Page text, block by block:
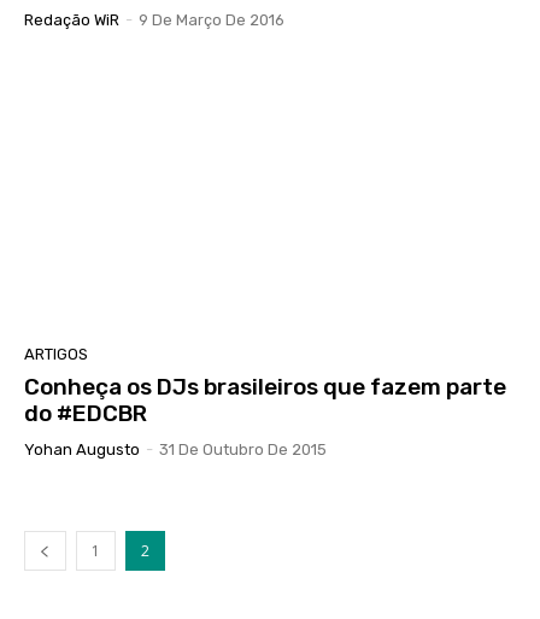
Redação WiR - 9 De Março De 2016
ARTIGOS
Conheça os DJs brasileiros que fazem parte
do #EDCBR
Yohan Augusto - 31 De Outubro De 2015
1 2